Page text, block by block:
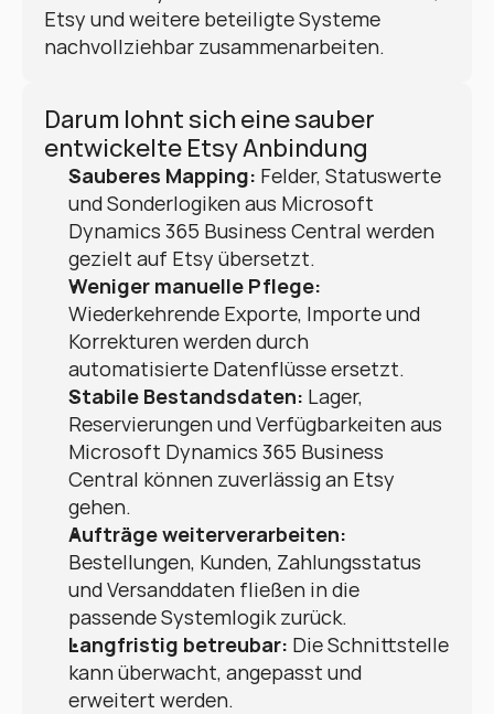
Etsy und weitere beteiligte Systeme
nachvollziehbar zusammenarbeiten.
Darum lohnt sich eine sauber
entwickelte Etsy Anbindung
Sauberes Mapping: Felder, Statuswerte
und Sonderlogiken aus Microsoft
Dynamics 365 Business Central werden
gezielt auf Etsy übersetzt.
Weniger manuelle Pflege:
Wiederkehrende Exporte, Importe und
Korrekturen werden durch
automatisierte Datenflüsse ersetzt.
Stabile Bestandsdaten: Lager,
Reservierungen und Verfügbarkeiten aus
Microsoft Dynamics 365 Business
Central können zuverlässig an Etsy
gehen.
Aufträge weiterverarbeiten:
Bestellungen, Kunden, Zahlungsstatus
und Versanddaten fließen in die
passende Systemlogik zurück.
Langfristig betreubar: Die Schnittstelle
kann überwacht, angepasst und
erweitert werden.